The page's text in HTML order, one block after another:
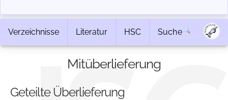
Verzeichnisse Literatur HSC Suche
Mitüberlieferung
Geteilte Überlieferung